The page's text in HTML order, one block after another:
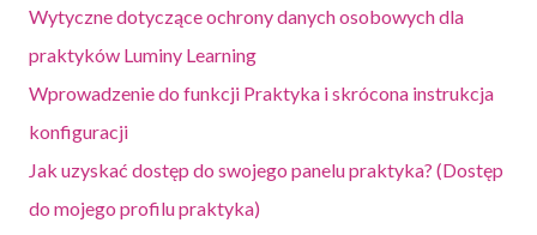
Wytyczne dotyczące ochrony danych osobowych dla
praktyków Luminy Learning
Wprowadzenie do funkcji Praktyka i skrócona instrukcja
konfiguracji
Jak uzyskać dostęp do swojego panelu praktyka? (Dostęp
do mojego profilu praktyka)